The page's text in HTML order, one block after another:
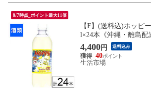
8/7時点_ポイント最大11倍
【F】(送料込)ホッピ
l×24本《沖縄・離島配
4,400円 送料込み
40
生活市場